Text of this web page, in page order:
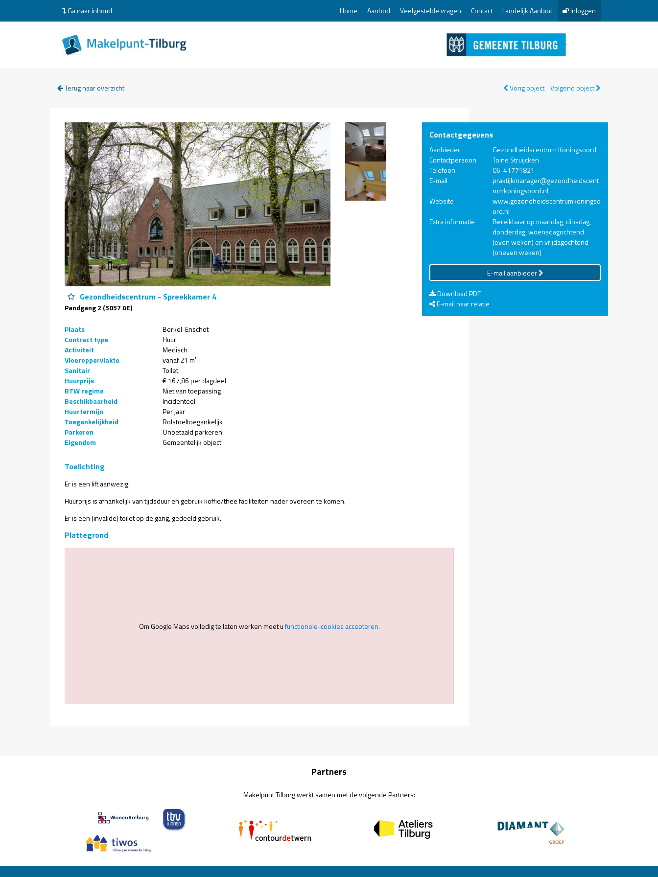
Ga naar inhoud Home Aanbod Veelgestelde vragen Contact Landelijk Aanbod Inloggen
Terug naar overzicht Vorig object Volgend object
Gezondheidscentrum - Spreekkamer 4
Pandgang 2 (5057 AE)
Plaats
Berkel-Enschot
Contract type
Huur
Activiteit
Medisch
Vloeroppervlakte
vanaf 21 m²
Sanitair
Toilet
Huurprijs
€ 167,86 per dagdeel
BTW regime
Niet van toepassing
Beschikbaarheid
Incidenteel
Huurtermijn
Per jaar
Toegankelijkheid
Rolstoeltoegankelijk
Parkeren
Onbetaald parkeren
Eigendom
Gemeentelijk object
Toelichting
Er is een lift aanwezig.
Huurprijs is afhankelijk van tijdsduur en gebruik koffie/thee faciliteiten nader overeen te komen.
Er is een (invalide) toilet op de gang, gedeeld gebruik.
Plattegrond
Om Google Maps volledig te laten werken moet ufunctionele-cookies accepteren.
Contactgegevens
Aanbieder
Gezondheidscentrum Koningsoord
Contactpersoon
Toine Struijcken
Telefoon
06-41771821
E-mail
praktijkmanager@gezondheidscent
rumkoningsoord.nl
Website
www.gezondheidscentrumkoningso
ord.nl
Extra informatie
Bereikbaar op maandag, dinsdag,
donderdag, woensdagochtend
(even weken) en vrijdagochtend
(oneven weken)
E-mail aanbieder
Download PDF
E-mail naar relatie
Partners
Makelpunt Tilburg werkt samen met de volgende Partners: